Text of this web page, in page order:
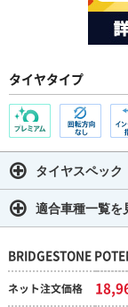
タイヤタイプ
タイヤスペック
適合車種一覧を
BRIDGESTONE
ネット注文価格